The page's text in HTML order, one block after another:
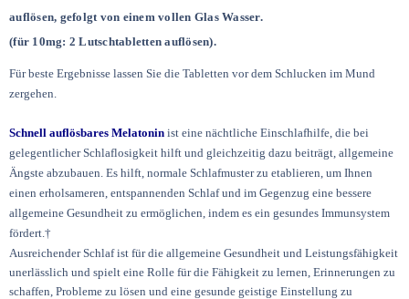
auflösen, gefolgt von einem vollen Glas Wasser.
(für 10mg: 2 Lutschtabletten auflösen).
Für beste Ergebnisse lassen Sie die Tabletten vor dem Schlucken im Mund
zergehen.
Schnell auflösbares Melatonin ist eine nächtliche Einschlafhilfe, die bei
gelegentlicher Schlaflosigkeit hilft und gleichzeitig dazu beiträgt, allgemeine
Ängste abzubauen. Es hilft, normale Schlafmuster zu etablieren, um Ihnen
einen erholsameren, entspannenden Schlaf und im Gegenzug eine bessere
allgemeine Gesundheit zu ermöglichen, indem es ein gesundes Immunsystem
fördert.†
Ausreichender Schlaf ist für die allgemeine Gesundheit und Leistungsfähigkeit
unerlässlich und spielt eine Rolle für die Fähigkeit zu lernen, Erinnerungen zu
schaffen, Probleme zu lösen und eine gesunde geistige Einstellung zu